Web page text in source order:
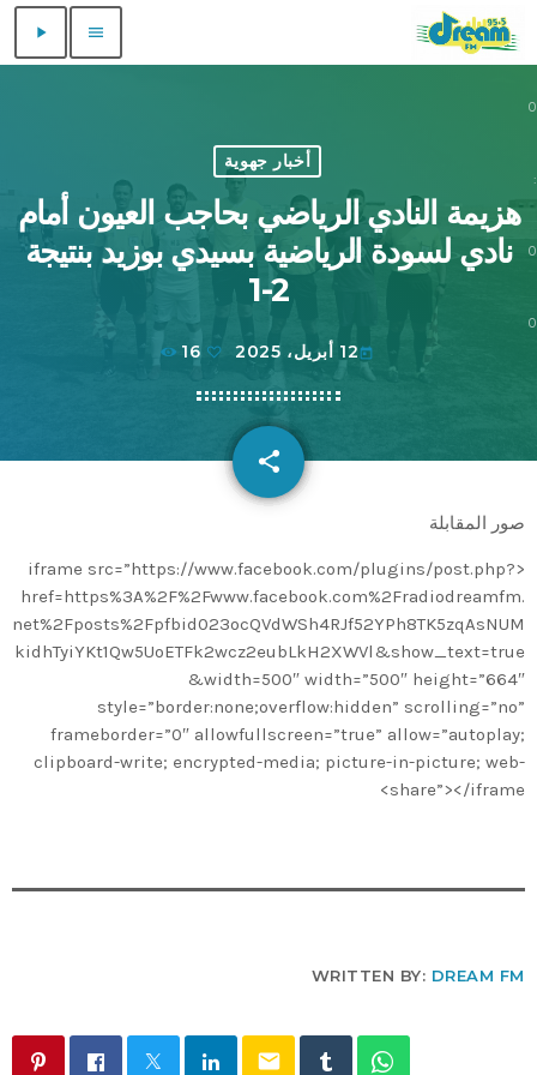
0
:
0
0
menu
play_arrow
أخبار جهوية
هزيمة النادي الرياضي بحاجب العيون أمام
نادي لسودة الرياضية بسيدي بوزيد بنتيجة
2-1
today12 أبريل، 2025 16
share
email
صور المقابلة
<iframe src=”https://www.facebook.com/plugins/post.php?
href=https%3A%2F%2Fwww.facebook.com%2Fradiodreamfm.
net%2Fposts%2Fpfbid023ocQVdWSh4RJf52YPh8TK5zqAsNUM
kidhTyiYKt1Qw5UoETFk2wcz2eubLkH2XWVl&show_text=true
&width=500″ width=”500″ height=”664″
style=”border:none;overflow:hidden” scrolling=”no”
frameborder=”0″ allowfullscreen=”true” allow=”autoplay;
clipboard-write; encrypted-media; picture-in-picture; web-
share”></iframe>
WRITTEN BY: DREAM FM
email